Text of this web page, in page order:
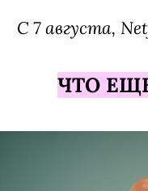
С 7 августа,
ЧТО